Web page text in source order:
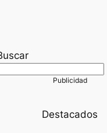
Destacados